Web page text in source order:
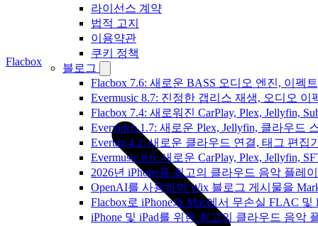
라이선스 계약
법적 고지
이용약관
쿠키 정책
블로그
Flacbox 7.6: 새로운 BASS 오디오 엔진, 이펙
Evermusic 8.7: 진정한 갭리스 재생, 오디오
Flacbox 7.4: 새로워진 CarPlay, Plex, Jellyfin,
Evervideo 1.7: 새로운 Plex, Jellyfin, 클라우드
Evertag 4.2: 새로운 클라우드 연결, 태그 편집
Evermusic 8.6: 새로운 CarPlay, Plex, Jellyfin,
2026년 iPhone용 최고의 클라우드 음악 플레
OpenAI를 사용하여 Wix 블로그 게시물을
Flacbox로 iPhone과 Mac에서 무손실 FLAC 및
iPhone 및 iPad를 위한 최고의 클라우드 음악
Flacbox